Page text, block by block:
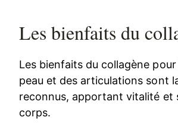
Les bienfaits du
Les bienfaits du collagène
peau et des articulations sont
reconnus, apportant vitalité et
corps.